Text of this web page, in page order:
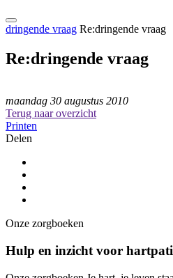
dringende vraag Re:dringende vraag
Re:dringende vraag
maandag 30 augustus 2010
Terug naar overzicht
Printen
Delen
Onze zorgboeken
Hulp en inzicht voor